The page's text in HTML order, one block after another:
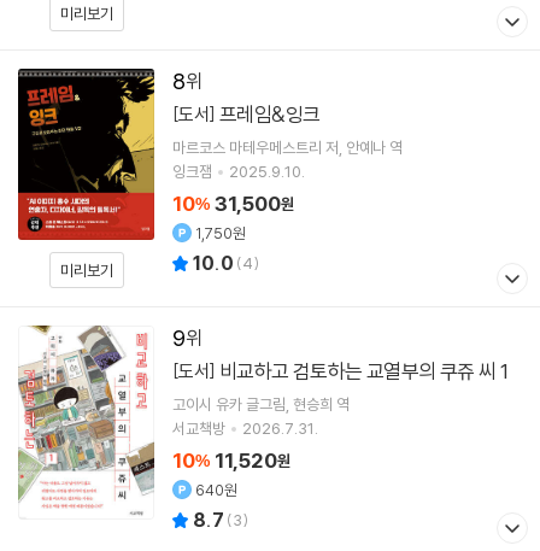
미리보기
8
미리보기
[도서] 프레임&잉크
마르코스 마테우메스트리 저 안예나 역
잉크잼
2025.9.10.
10% 31,500원
1,750원
10.0 (4)
9
[도서] 비교하고 검토하는 교열부의 쿠쥬 씨 1
고이시 유카글그림 현승희 역
서교책방
2026.7.31.
10% 11,520원
640원
8.7 (3)